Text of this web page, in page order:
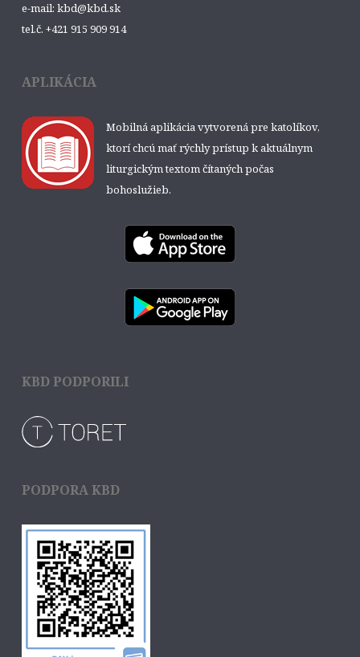
e-mail: kbd@kbd.sk
tel.č. +421 915 909 914
APLIKÁCIA
Mobilná aplikácia vytvorená pre katolíkov,
ktorí chcú mať rýchly prístup k aktuálnym
liturgickým textom čítaných počas
bohoslužieb.
KBD PODPORILI
PODPORA KBD